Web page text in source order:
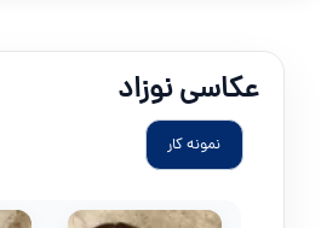
عکاسی نوزاد
نمونه کار